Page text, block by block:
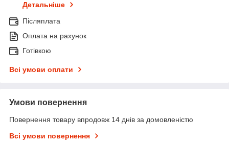
Детальніше
Післяплата
Оплата на рахунок
Готівкою
Всі умови оплати
Умови повернення
Повернення товару впродовж 14 днів за домовленістю
Всі умови повернення